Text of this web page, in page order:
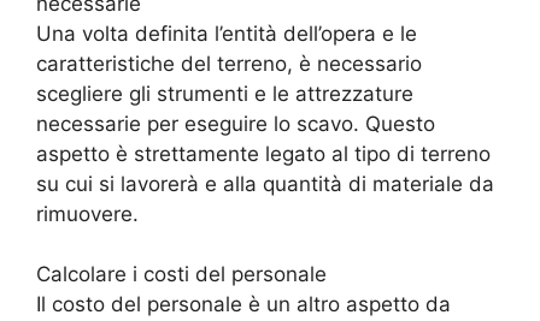
Una volta definita l’entità dell’opera e le
caratteristiche del terreno, è necessario
scegliere gli strumenti e le attrezzature
necessarie per eseguire lo scavo. Questo
aspetto è strettamente legato al tipo di terreno
su cui si lavorerà e alla quantità di materiale da
rimuovere.
Calcolare i costi del personale
Il costo del personale è un altro aspetto da